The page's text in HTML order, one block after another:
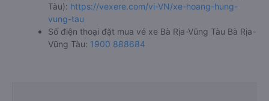
Tàu): https://vexere.com/vi-VN/xe-hoang-hung-
vung-tau
Số điện thoại đặt mua vé xe Bà Rịa-Vũng Tàu Bà Rịa-
Vũng Tàu: 1900 888684